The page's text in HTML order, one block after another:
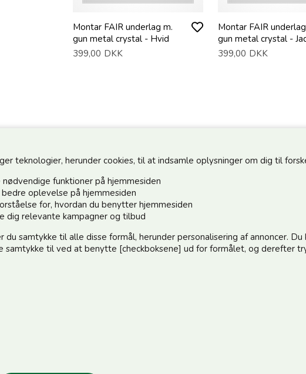
teknologier, herunder cookies, til at indsamle oplysninger om dig til
funktioner på hjemmesiden
oplevelse på hjemmesiden
for, hvordan du benytter hjemmesiden
dig relevante kampagner og tilbud
samtykke til alle disse formål, herunder personalisering af annoncer.
samtykke til ved at benytte [checkboksene] ud for formålet, og derefter
Montar FAIR underlag m.
gun metal crystal - Hvid
399,00 DKK
Montar FAIR
gun metal crystal -
399,00 DKK
| Middagslukket 12.00-12.30 | Lørdag 9.00-
Tilmeld dig vores